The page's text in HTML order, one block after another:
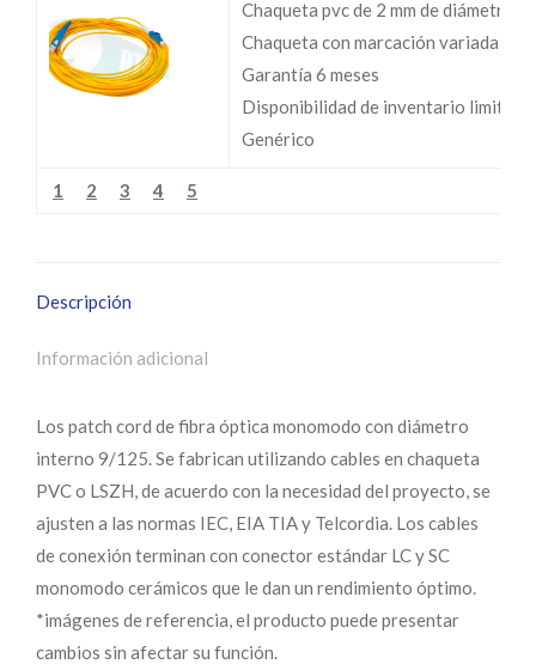
Chaqueta pvc de 2 mm de diámetro
Chaqueta con marcación variada
Garantía 6 meses
Disponibilidad de inventario limitada
Genérico
1 2 3 4 5
Descripción
Información adicional
Los patch cord de fibra óptica monomodo con diámetro
interno 9/125. Se fabrican utilizando cables en chaqueta
PVC o LSZH, de acuerdo con la necesidad del proyecto, se
ajusten a las normas IEC, EIA TIA y Telcordia. Los cables
de conexión terminan con conector estándar LC y SC
monomodo cerámicos que le dan un rendimiento óptimo.
*imágenes de referencia, el producto puede presentar
cambios sin afectar su función.